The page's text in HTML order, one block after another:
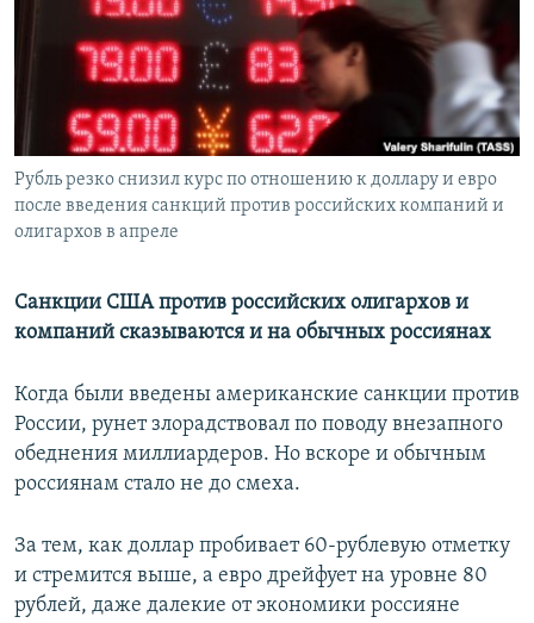
РАСПИСАНИЕ ВЕЩАНИЯ
ПОДПИШИТЕСЬ НА РАССЫЛКУ
СОЦИАЛЬНЫЕ СЕТИ
Рубль резко снизил курс по отношению к доллару и евро
после введения санкций против российских компаний и
олигархов в апреле
Санкции США против российских олигархов и
компаний сказываются и на обычных россиянах
Когда были введены американские санкции против
России, рунет злорадствовал по поводу внезапного
обеднения миллиардеров. Но вскоре и обычным
россиянам стало не до смеха.
За тем, как доллар пробивает 60-рублевую отметку
и стремится выше, а евро дрейфует на уровне 80
рублей, даже далекие от экономики россияне